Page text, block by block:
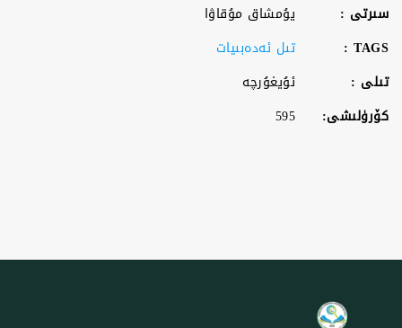
سىرتى :
يۇمشاق مۇقاۋا
TAGS :
تىل ئەدەبىيات
تىلى :
ئۇيغۇرچە
كۆرۈلىشى:
595